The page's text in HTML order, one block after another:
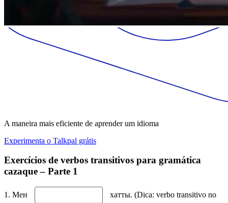
A maneira mais eficiente de aprender um idioma
Experimenta o Talkpal grátis
Exercícios de verbos transitivos para gramática
cazaque – Parte 1
1. Мен
хатты. (Dica: verbo transitivo no